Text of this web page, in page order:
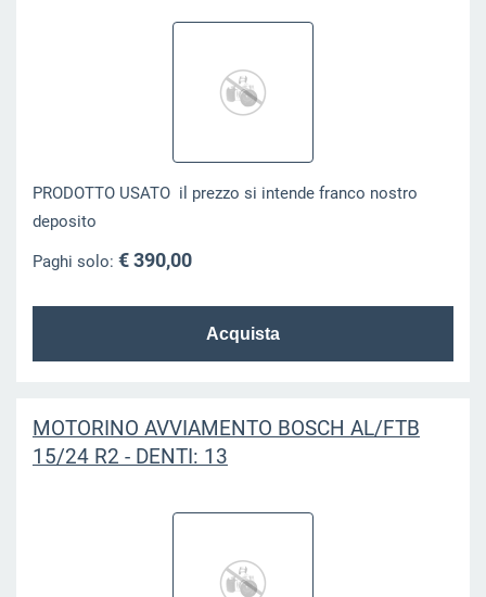
PRODOTTO USATO il prezzo si intende franco nostro
deposito
Paghi solo: € 390,00
MOTORINO AVVIAMENTO BOSCH AL/FTB
15/24 R2 - DENTI: 13